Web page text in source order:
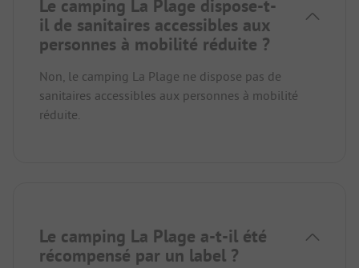
Le camping La Plage dispose-t-
il de sanitaires accessibles aux
personnes à mobilité réduite ?
Non, le camping La Plage ne dispose pas de
sanitaires accessibles aux personnes à mobilité
réduite.
Le camping La Plage a-t-il été
récompensé par un label ?